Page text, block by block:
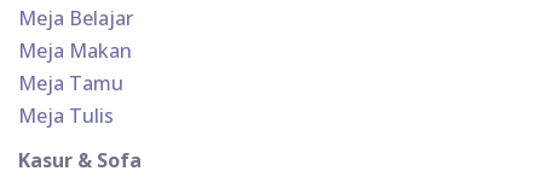
Meja Belajar
Meja Makan
Meja Tamu
Meja Tulis
Kasur & Sofa